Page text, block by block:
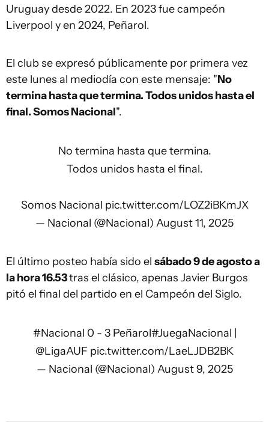
Uruguay desde 2022. En 2023 fue campeón
Liverpool y en 2024, Peñarol.
El club se expresó públicamente por primera vez
este lunes al mediodía con este mensaje: "No
termina hasta que termina. Todos unidos hasta el
final. Somos Nacional".
No termina hasta que termina.
Todos unidos hasta el final.
Somos Nacional pic.twitter.com/LOZ2iBKmJX
— Nacional (@Nacional) August 11, 2025
El último posteo había sido el sábado 9 de agosto a
la hora 16.53tras el clásico, apenas Javier Burgos
pitó el final del partido en el Campeón del Siglo.
#Nacional 0 - 3 Peñarol#JuegaNacional
@LigaAUF pic.twitter.com/LaeLJDB2BK
— Nacional (@Nacional) August 9, 2025